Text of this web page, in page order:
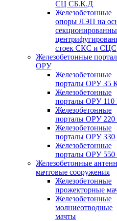
СЦ СБ.К.Д
Железобетонные
опоры ЛЭП на
стоек СКС и СЦС
Железобетонные
ОРУ
Железобетонные
порталы ОРУ 35
Железобетонные
порталы ОРУ
Железобетонные
порталы ОРУ
Железобетонные
порталы ОРУ
Железобетонные
порталы ОРУ
Железобетонные
мачтовые сооружения
Железобетонные
прожекторные
Железобетонные
молниеотводные
мачты